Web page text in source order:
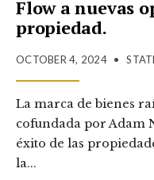
Flow a nuevas
propiedad.
OCTOBER 4, 2024 •
La marca de bienes
cofundada por Adam
éxito de las
la...